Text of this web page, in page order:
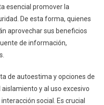
esencial promover la
De esta forma, quienes
aprovechar sus beneficios
de información,
de autoestima y opciones de
y al uso excesivo
social. Es crucial